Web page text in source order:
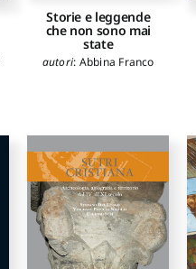
Storie e leggende
che non sono mai
state
autori: Abbina Franco